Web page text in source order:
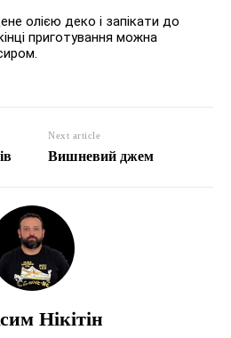
олією деко і запікати до
приготування можна
Next article
Вишневий джем
Нікітін